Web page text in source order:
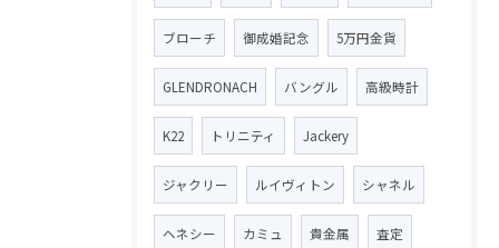
ブローチ 御成婚記念 5万円金貨
GLENDRONACH バングル 高級時計
K22 トリニティ Jackery
ジャクリー ルイヴィトン シャネル
ヘネシー カミュ 貴金属 査定